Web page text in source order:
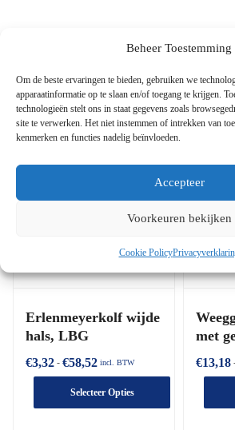
Beheer Toestemming
Om de beste ervaringen te bieden, gebruiken we
apparaatinformatie op te slaan en/of toegang te krijgen.
technologieën stelt ons in staat gegevens zoals
site te verwerken. Het niet instemmen of intrekken van
kenmerken en functies nadelig beïnvloeden.
Accepteer
Voorkeuren bekijken
Cookie Policy
Gerelateerde
Erlenmeyerkolf wijde
hals, LBG
€3,32 - €58,52 incl. BTW
Selecteer Opties
met
€13,18